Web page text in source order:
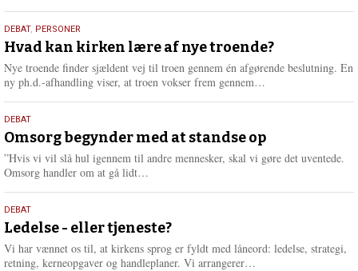
e
r
e
25.
juli
2026
DEBAT, PERSONER
Hvad kan kirken lære af nye troende?
Nye troende finder sjældent vej til troen gennem én afgørende beslutning. En
ny ph.d.-afhandling viser, at troen vokser frem gennem…
e
r
e
9.
juli
2026
DEBAT
Omsorg begynder med at standse op
”Hvis vi vil slå hul igennem til andre mennesker, skal vi gøre det uventede.
Omsorg handler om at gå lidt…
e
r
e
10.
juni
2026
DEBAT
Ledelse - eller tjeneste?
Vi har vænnet os til, at kirkens sprog er fyldt med låneord: ledelse, strategi,
retning, kerneopgaver og handleplaner. Vi arrangerer…